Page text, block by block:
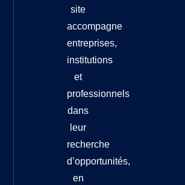
site
accompagne
entreprises,
institutions
et
professionnels
dans
leur
recherche
d’opportunités,
en